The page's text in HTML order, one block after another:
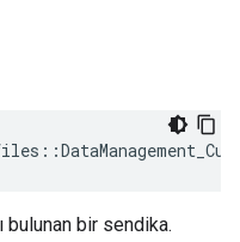
bulunan bir sendika.